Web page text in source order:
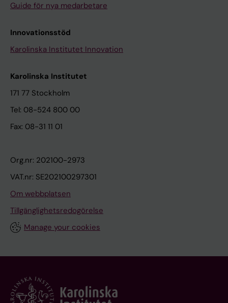
Guide för nya medarbetare
Innovationsstöd
Karolinska Institutet Innovation
Karolinska Institutet
171 77 Stockholm
Tel: 08-524 800 00
Fax: 08-31 11 01
Org.nr: 202100-2973
VAT.nr: SE202100297301
Om webbplatsen
Tillgänglighetsredogörelse
Manage your cookies